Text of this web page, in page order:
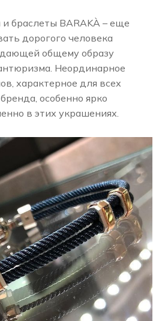
браслеты BARAKÀ – еще
дорогого человека
общему образу
Неординарное
характерное для всех
особенно ярко
в этих украшениях.